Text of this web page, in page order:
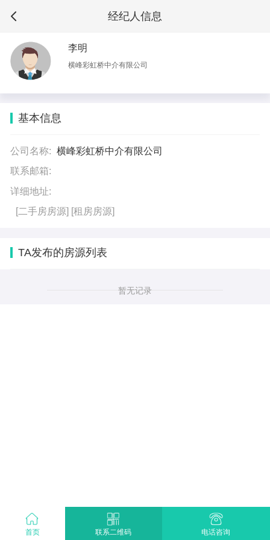
经纪人信息
首页 联系二维码 电话咨询
李明
横峰彩虹桥中介有限公司
基本信息
公司名称: 横峰彩虹桥中介有限公司
联系邮箱:
详细地址:
[二手房房源] [租房房源]
TA发布的房源列表
暂无记录